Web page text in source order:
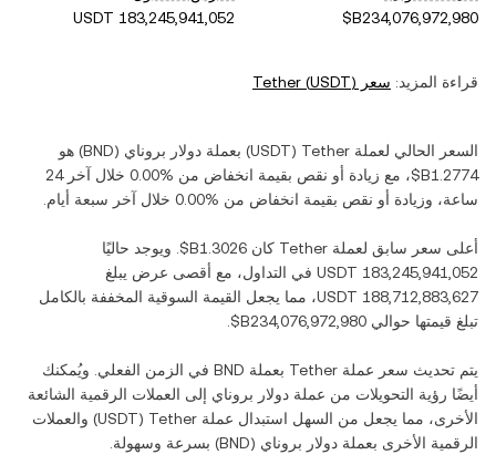
قراءة المزيد: سعر Tether (USDT)
السعر الحالي لعملة ‏ Tether
(‏
USDT) بعملة ‏ دولار بروناي (‏
BND) هو
، مع زيادة أو نقص بقيمة ‏ انخفاض من ‏
خلال آخر 24
ساعة، وزيادة أو نقص بقيمة ‏ انخفاض من ‏ خلال آخر سبعة أيام.
أعلى سعر سابق لعملة ‏ Tether كان ‏
. ويوجد حاليًا
في التداول، مع أقصى عرض يبلغ
، مما يجعل القيمة السوقية المخففة بالكامل
تبلغ قيمتها حوالي ‏
يتم تحديث سعر عملة ‏ Tether بعملة ‏ BND في الزمن الفعلي. ويُمكنك
أيضًا رؤية التحويلات من عملة ‏ دولار بروناي إلى العملات الرقمية الشائعة
الأخرى، مما يجعل من السهل استبدال عملة ‏ Tether
(‏
USDT) والعملات
الرقمية الأخرى بعملة ‏ دولار بروناي (‏
BND) بسرعة وسهولة.